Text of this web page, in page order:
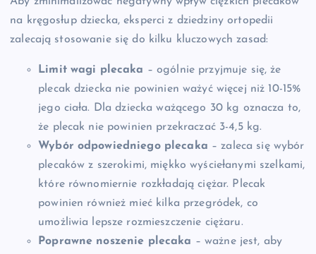
na kręgosłup dziecka, eksperci z dziedziny ortopedii
zalecają stosowanie się do kilku kluczowych zasad:
Limit wagi plecaka – ogólnie przyjmuje się, że
plecak dziecka nie powinien ważyć więcej niż 10-15%
jego ciała. Dla dziecka ważącego 30 kg oznacza to,
że plecak nie powinien przekraczać 3-4,5 kg.
Wybór odpowiedniego plecaka – zaleca się wybór
plecaków z szerokimi, miękko wyściełanymi szelkami,
które równomiernie rozkładają ciężar. Plecak
powinien również mieć kilka przegródek, co
umożliwia lepsze rozmieszczenie ciężaru.
Poprawne noszenie plecaka – ważne jest, aby